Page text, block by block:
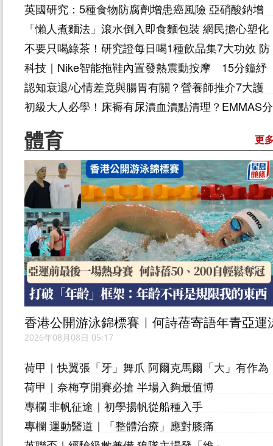
英國研究：5種食物防腐劑增患癌風險 亞硝酸鈉增
前列腺癌風險32%
「懶人煮麵法」滾水倒入即食麵包裝 網民擔心塑化
劑超標 附食安中心指引
不要只喝綠茶！研究證每日喝1種飲品集7大功效 防
癌/糖尿病/高血壓
科技｜Nike智能拖鞋內置發熱震動按摩 15分鐘紓
緩雙腳疲勞
認知衰退/心情差竟與腸胃有關？營養師推介7大護
腸健腦食物 附全日餐單
初級大人必學！床褥有尿漬血漬點清理？EMMAS分
體育 更
香港公開游泳錦標賽｜何詩蓓寄語年青亞運
將 用自信的MINDSET戰亞運
2026年08月08日 05:17
荷甲｜快翼張「牙」舞爪 阿爾克馬爾「大」有作為
荷甲｜奈梅亨開賽必搶 半場入夠最值博
專欄 非帆征途｜初學揚帆從船種入手
專欄 運動醫道｜「整體治療」應對膝痛